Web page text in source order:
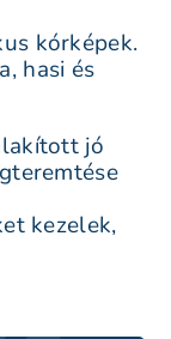
kórképek.
hasi és
jó
kezelek,